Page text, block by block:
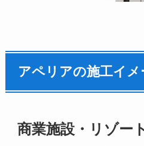
アペリアの施工イメ
商業施設・リゾー